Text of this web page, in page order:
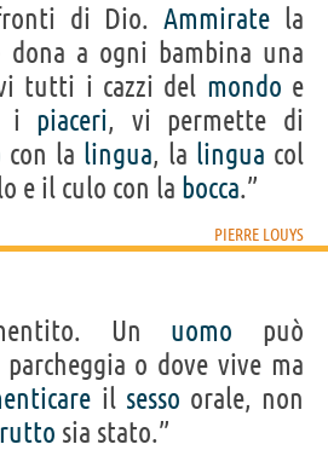
di Dio.Ammirate la
a ogni bambina una
tutti i cazzi del mondo e
i piaceri, vi permette di
con la lingua, la lingua col
e il culo con la bocca.”
PIERRE LOUYS
Un uomo può
parcheggia o dove vive ma
il sesso orale, non
sia stato.”